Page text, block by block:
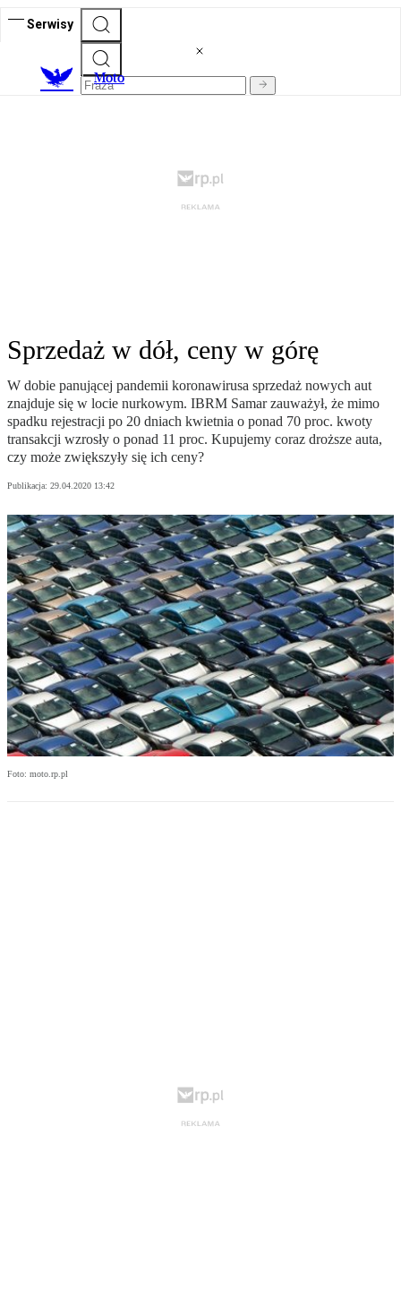
Serwisy
Moto
Sprzedaż w dół, ceny w górę
W dobie panującej pandemii koronawirusa sprzedaż nowych aut
znajduje się w locie nurkowym. IBRM Samar zauważył, że mimo
spadku rejestracji po 20 dniach kwietnia o ponad 70 proc. kwoty
transakcji wzrosły o ponad 11 proc. Kupujemy coraz droższe auta,
czy może zwiększyły się ich ceny?
Publikacja: 29.04.2020 13:42
Foto: moto.rp.pl